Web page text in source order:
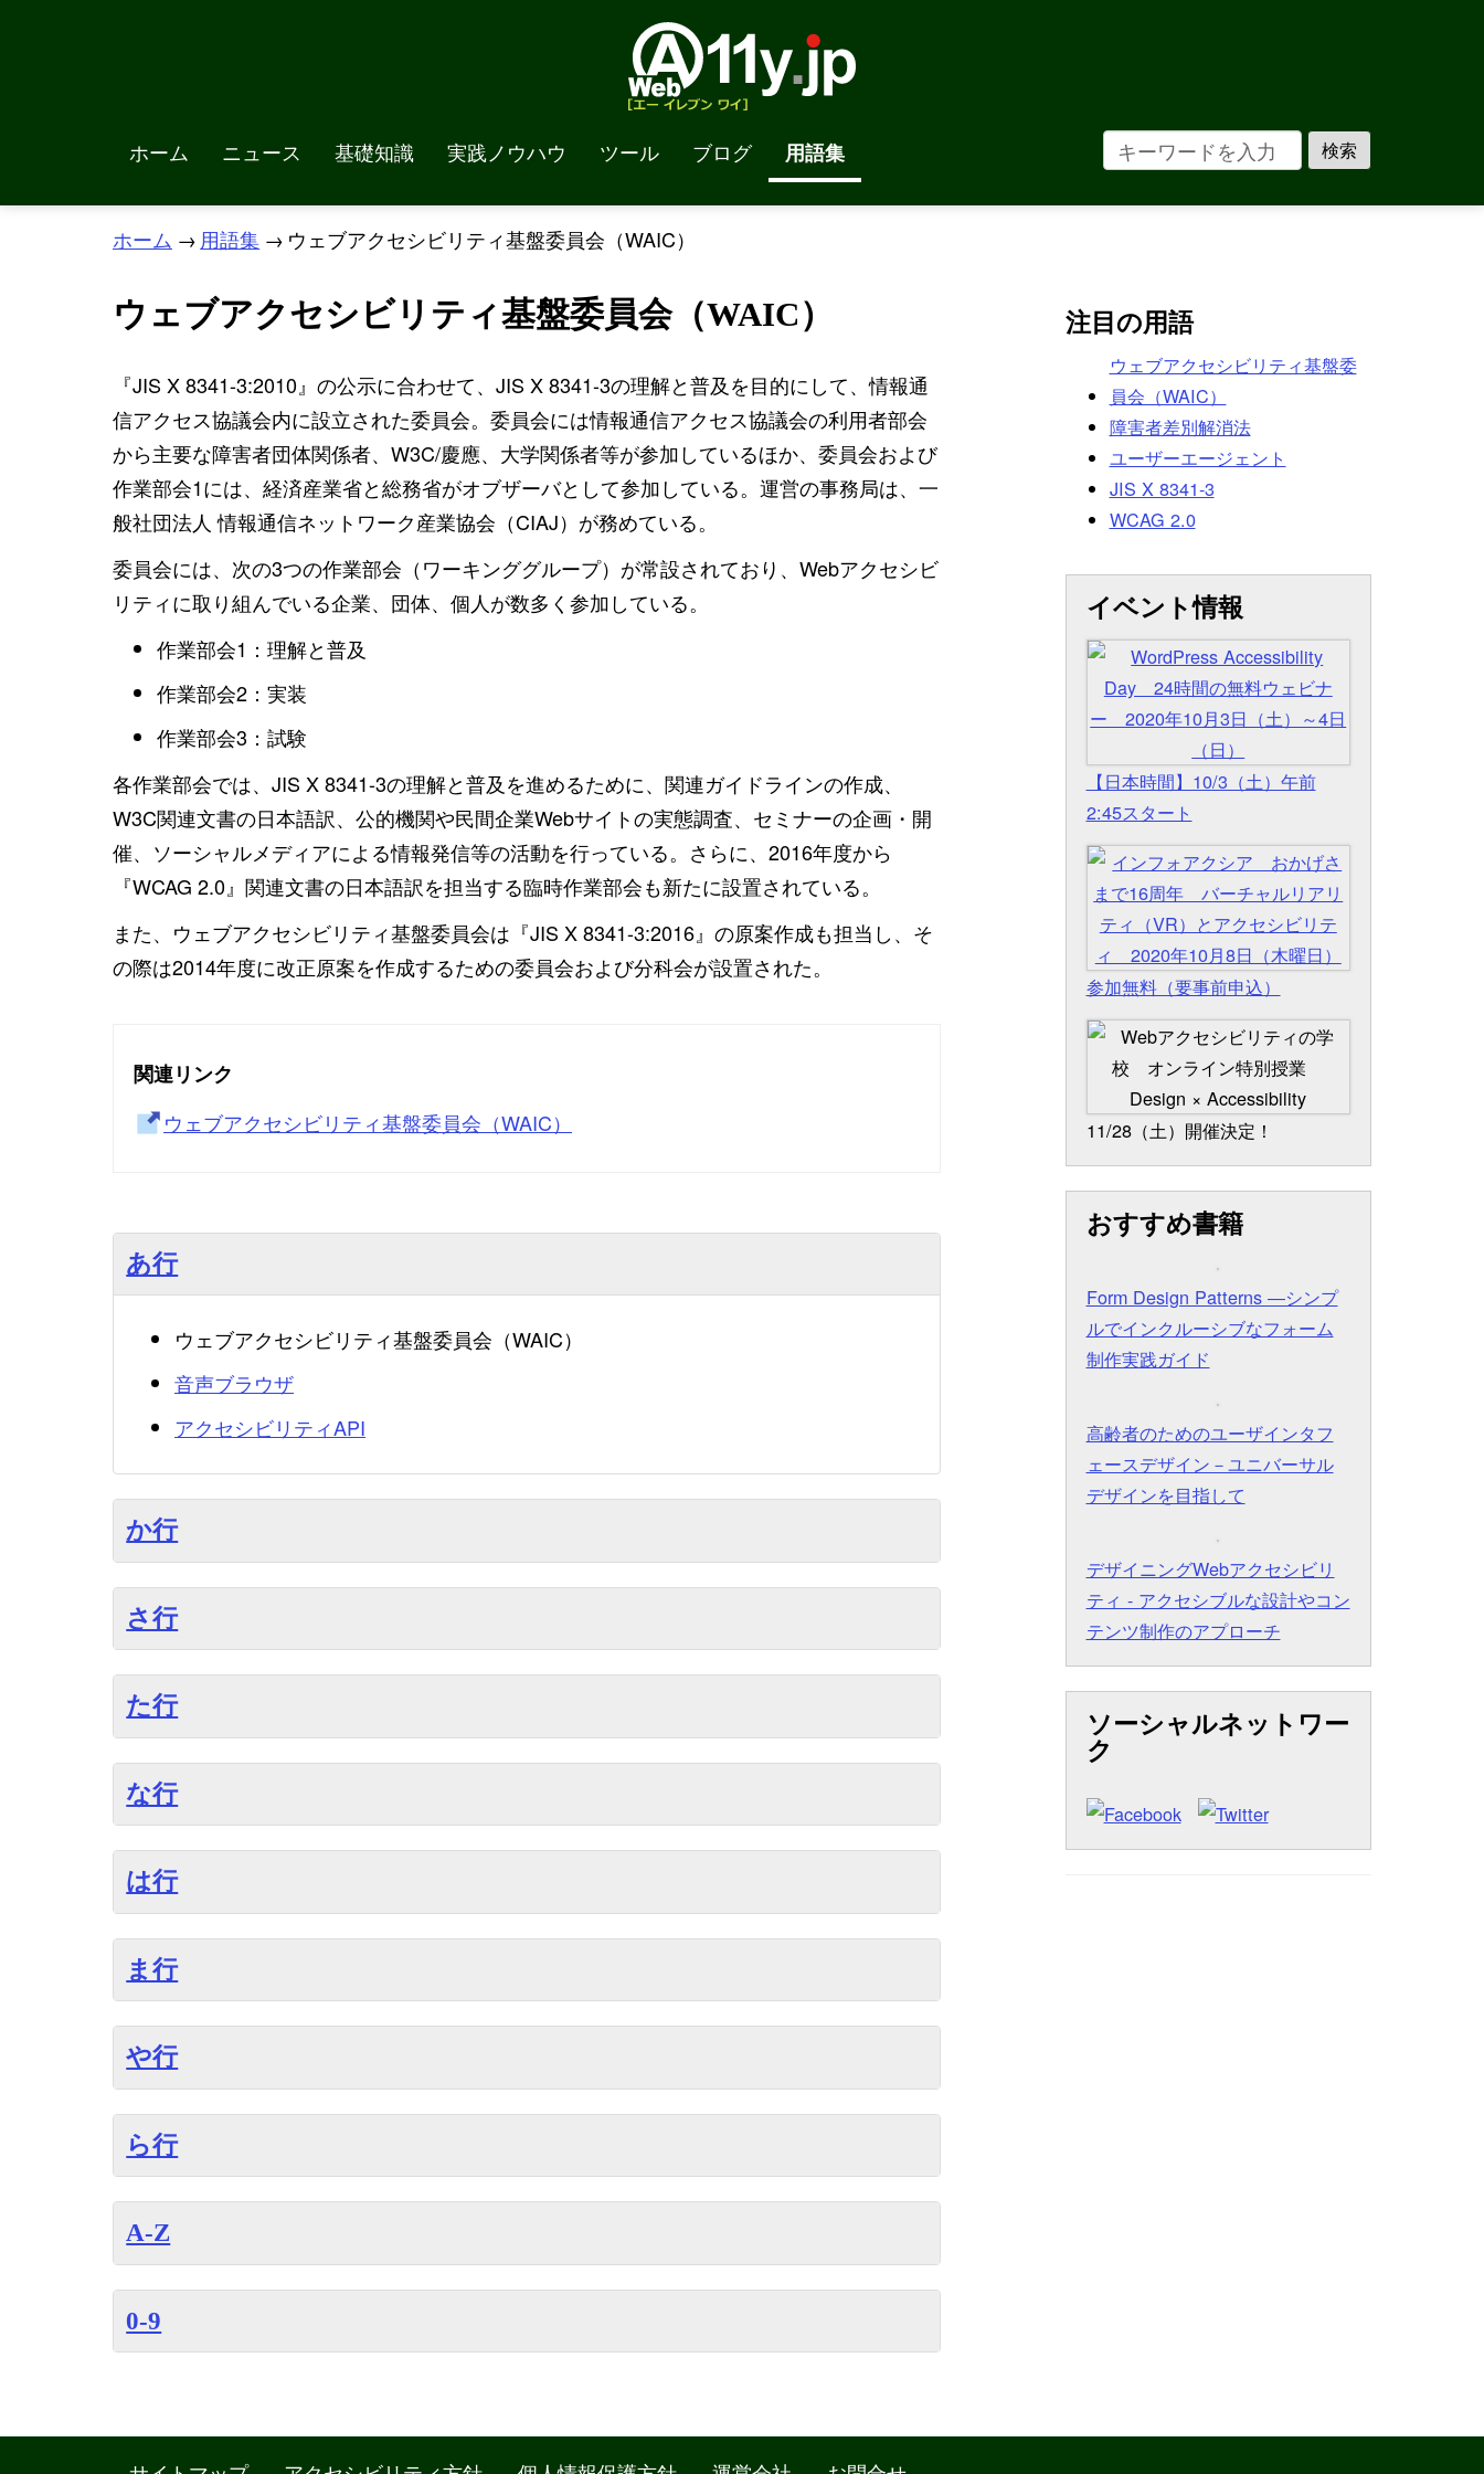
ホーム ニュース 基礎知識 実践ノウハウ ツール ブログ 用語集
ホーム → 用語集 → ウェブアクセシビリティ基盤委員会（WAIC）
ウェブアクセシビリティ基盤委員会（WAIC）
『JIS X 8341-3:2010』の公示に合わせて、JIS X 8341-3の理解と普及を目的にして、情報通
信アクセス協議会内に設立された委員会。委員会には情報通信アクセス協議会の利用者部会
から主要な障害者団体関係者、W3C/慶應、大学関係者等が参加しているほか、委員会および
作業部会1には、経済産業省と総務省がオブザーバとして参加している。運営の事務局は、一
般社団法人 情報通信ネットワーク産業協会（CIAJ）が務めている。
委員会には、次の3つの作業部会（ワーキンググループ）が常設されており、Webアクセシビ
リティに取り組んでいる企業、団体、個人が数多く参加している。
作業部会1：理解と普及
作業部会2：実装
作業部会3：試験
各作業部会では、JIS X 8341-3の理解と普及を進めるために、関連ガイドラインの作成、
W3C関連文書の日本語訳、公的機関や民間企業Webサイトの実態調査、セミナーの企画・開
催、ソーシャルメディアによる情報発信等の活動を行っている。さらに、2016年度から
『WCAG 2.0』関連文書の日本語訳を担当する臨時作業部会も新たに設置されている。
また、ウェブアクセシビリティ基盤委員会は『JIS X 8341-3:2016』の原案作成も担当し、そ
の際は2014年度に改正原案を作成するための委員会および分科会が設置された。
関連リンク
ウェブアクセシビリティ基盤委員会（WAIC）
あ行
ウェブアクセシビリティ基盤委員会（WAIC）
音声ブラウザ
アクセシビリティAPI
か行
さ行
た行
な行
は行
ま行
や行
ら行
A-Z
0-9
注目の用語
ウェブアクセシビリティ基盤委
員会（WAIC）
障害者差別解消法
ユーザーエージェント
JIS X 8341-3
WCAG 2.0
イベント情報
【日本時間】10/3（土）午前
2:45スタート
参加無料（要事前申込）
11/28（土）開催決定！
おすすめ書籍
Form Design Patterns ―シンプ
ルでインクルーシブなフォーム
制作実践ガイド
高齢者のためのユーザインタフ
ェースデザイン－ユニバーサル
デザインを目指して
デザイニングWebアクセシビリ
ティ - アクセシブルな設計やコン
テンツ制作のアプローチ
ソーシャルネットワー
ク